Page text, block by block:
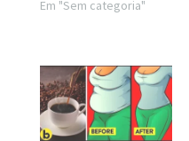
Em "Sem categoria"